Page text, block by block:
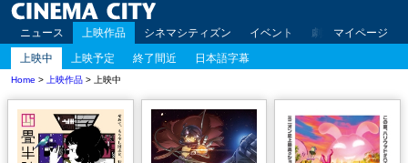
ニュース 上映作品 シネマシティズン イベント 劇場案内 アク
マイページ
上映中
上映予定 終了間近 日本語字幕
Home > 上映作品 > 上映中